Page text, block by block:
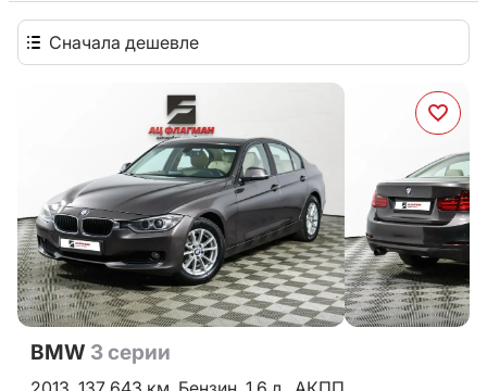
Сначала дешевле
BMW 3 серии